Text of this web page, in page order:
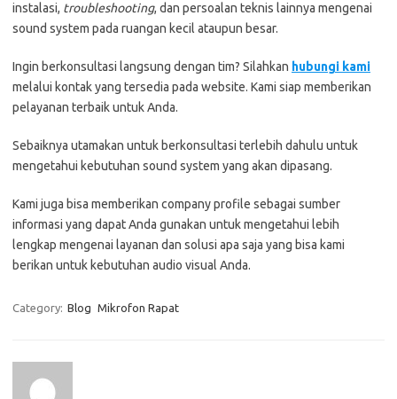
instalasi, troubleshooting, dan persoalan teknis lainnya mengenai
sound system pada ruangan kecil ataupun besar.
Ingin berkonsultasi langsung dengan tim? Silahkan hubungi kami
melalui kontak yang tersedia pada website. Kami siap memberikan
pelayanan terbaik untuk Anda.
Sebaiknya utamakan untuk berkonsultasi terlebih dahulu untuk
mengetahui kebutuhan sound system yang akan dipasang.
Kami juga bisa memberikan company profile sebagai sumber
informasi yang dapat Anda gunakan untuk mengetahui lebih
lengkap mengenai layanan dan solusi apa saja yang bisa kami
berikan untuk kebutuhan audio visual Anda.
Category: Blog Mikrofon Rapat